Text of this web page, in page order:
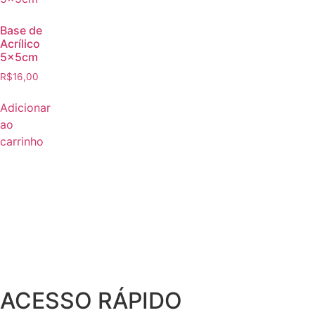
Base de
Acrílico
5x5cm
R$16,00
Adicionar
ao
carrinho
ACESSO RÁPIDO